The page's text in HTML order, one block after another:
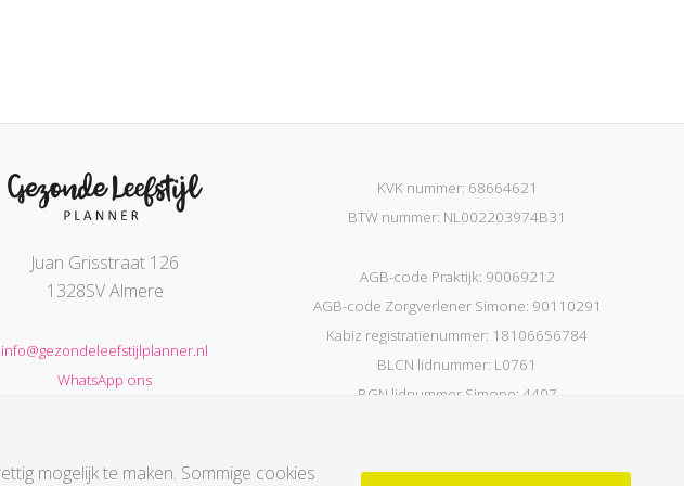
Juan Grisstraat 126
1328SV Almere
info@gezondeleefstijlplanner.nl
WhatsApp ons
KVK nummer: 68664621
BTW nummer: NL002203974B31
AGB-code Praktijk: 90069212
AGB-code Zorgverlener Simone: 90110291
Kabiz registratienummer: 18106656784
BLCN lidnummer: L0761
BGN lidnummer Simone: 4407
mogelijk te maken. Sommige cookies